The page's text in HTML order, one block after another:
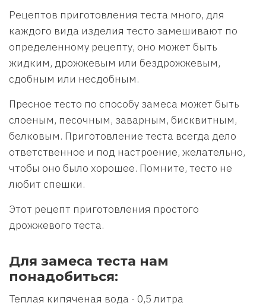
Рецептов приготовления теста много, для
каждого вида изделия тесто замешивают по
определенному рецепту, оно может быть
жидким, дрожжевым или бездрожжевым,
сдобным или несдобным.
Пресное тесто по способу замеса мо­жет быть
слоеным, песочным, заварным, бисквитным,
бел­ковым. Приготовление теста всегда дело
ответственное и под настроение, желательно,
чтобы оно было хорошее. Помните, тесто не
любит спешки.
Этот рецепт приготовления простого
дрожжевого теста.
Для замеса теста нам
понадобиться:
Теплая кипяченая вода - 0,5 литра